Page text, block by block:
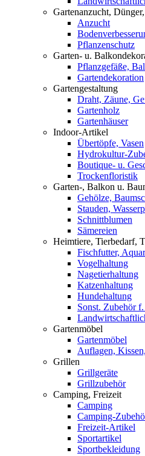
Gartenanzucht,
Anzucht
Pflanzenschutz
Garten- u.
Pflanzgefäße,
Gartendekoration
Gartengestaltung
Draht, Zäune,
Gartenholz
Gartenhäuser
Indoor-Artikel
Übertöpfe, Vasen
Hydrokultur-
Boutique- u.
Trockenfloristik
Garten-, Balkon u.
Gehölze,
Stauden,
Schnittblumen
Sämereien
Heimtiere, Tierbedarf,
Fischfutter,
Vogelhaltung
Nagetierhaltung
Katzenhaltung
Hundehaltung
Sonst. Zubehör
Gartenmöbel
Gartenmöbel
Auflagen,
Grillen
Grillgeräte
Grillzubehör
Camping, Freizeit
Camping
Camping-
Freizeit-Artikel
Sportartikel
Sportbekleidung